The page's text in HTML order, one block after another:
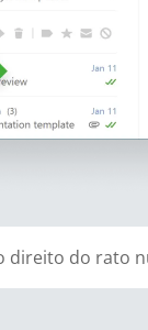
direito do rato